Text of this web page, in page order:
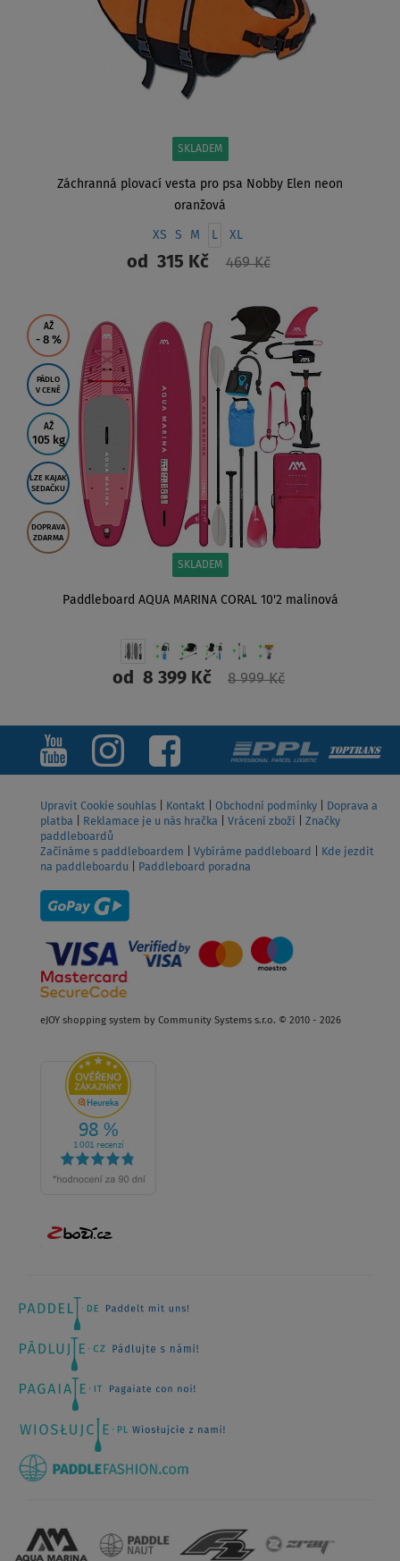
SKLADEM
Záchranná plovací vesta pro psa Nobby Elen neon
oranžová
XS S M L XL
od315 Kč 469 Kč
AŽ
- 8 %
PÁDLO
V CENĚ
AŽ
105 kg
LZE KAJAK
SEDAČKU
DOPRAVA
ZDARMA
SKLADEM
Paddleboard AQUA MARINA CORAL 10'2 malinová
od 8 399 Kč 8 999 Kč
ZOBRAZIT
Upravit Cookie souhlas Kontakt Obchodní podmínky
Doprava a
platba
Reklamace je u nás hračka Vrácení zboží
Značky
paddleboardů
Začínáme s paddleboardem
Vybíráme paddleboard
Kde jezdit
na paddleboardu
Paddleboard poradna
eJOY shopping system by Community Systems s.r.o. © 2010 - 2026